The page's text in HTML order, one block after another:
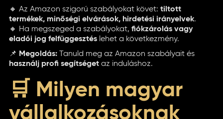
🔸 Az Amazon szigorú szabályokat követ: tiltott
termékek, minőségi elvárások, hirdetési irányelvek.
🔸 Ha megszeged a szabályokat, fiókzárolás vagy
eladói jog felfüggesztés lehet a következmény.
📌 Megoldás: Tanuld meg az Amazon szabályait és
használj profi segítséget az induláshoz.
🛒 Milyen magyar
vállalkozásoknak